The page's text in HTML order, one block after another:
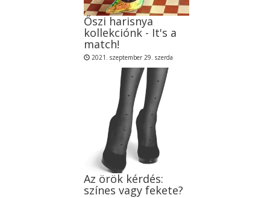
Őszi harisnya
kollekciónk - It's a
match!
2021. szeptember 29. szerda
Az örök kérdés:
színes vagy fekete?